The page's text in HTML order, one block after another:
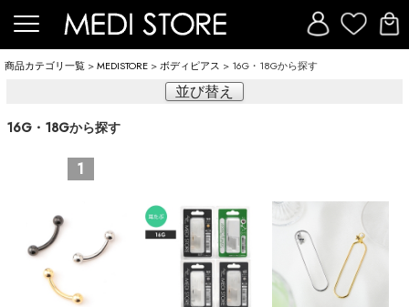
商品カテゴリ一覧 >MEDISTORE >ボディピアス > 16G・18Gから探す
並び替え
16G・18Gから探す
1